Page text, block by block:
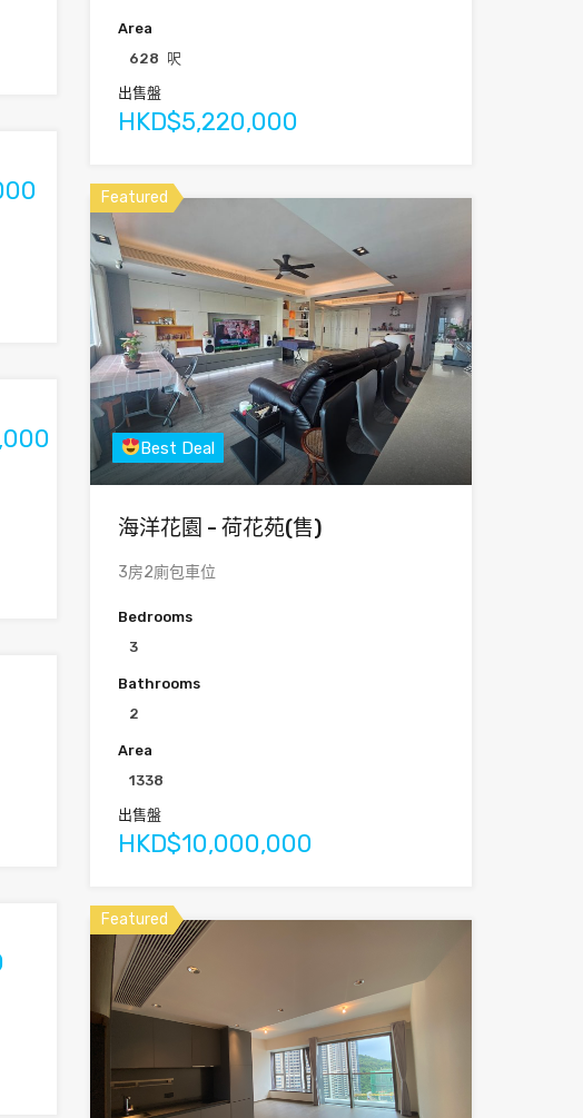
Area
628 呎
出售盤
HKD$5,220,000
Featured
Best Deal
海洋花園 - 荷花苑(售)
3房2廁包車位
Bedrooms
3
Bathrooms
2
Area
1338
出售盤
HKD$10,000,000
Featured